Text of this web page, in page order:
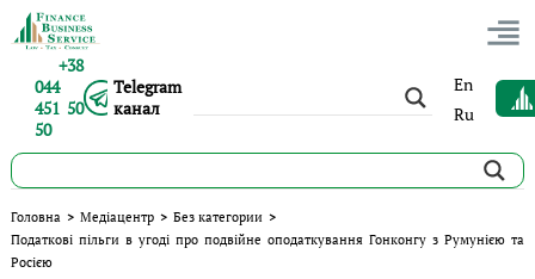
+38
044
451 50
50
Telegram
канал
En
Ru
Головна > Медіацентр > Без категории >
Податкові пільги в угоді про подвійне оподаткування Гонконгу з Румунією та
Росією
Податкові пільги в угоді про подвійне оподаткування
Гонконгу з Румунією та Росією
Опубліковано: